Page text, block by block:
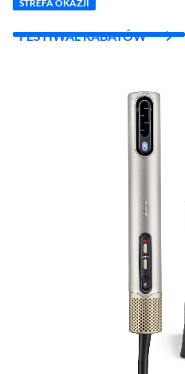
STREFA OKAZJI
FESTIWAL RABATÓW